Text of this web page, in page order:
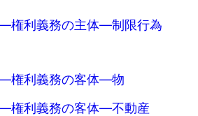
権利義務の主体―制限行為
権利義務の客体―物
権利義務の客体―不動産